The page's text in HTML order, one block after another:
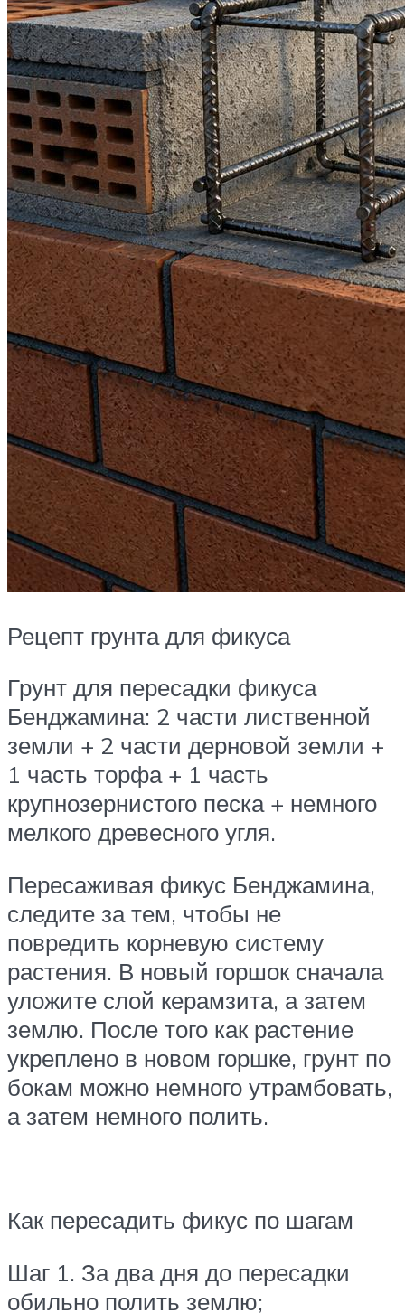
Рецепт грунта для фикуса
Грунт для пересадки фикуса
Бенджамина: 2 части лиственной
земли + 2 части дерновой земли +
1 часть торфа + 1 часть
крупнозернистого песка + немного
мелкого древесного угля.
Пересаживая фикус Бенджамина,
следите за тем, чтобы не
повредить корневую систему
растения. В новый горшок сначала
уложите слой керамзита, а затем
землю. После того как растение
укреплено в новом горшке, грунт по
бокам можно немного утрамбовать,
а затем немного полить.
Как пересадить фикус по шагам
Шаг 1. За два дня до пересадки
обильно полить землю;